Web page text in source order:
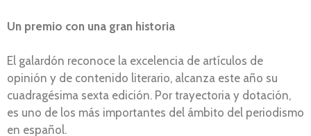
Un premio con una gran historia
El galardón reconoce la excelencia de artículos de
opinión y de contenido literario, alcanza este año su
cuadragésima sexta edición. Por trayectoria y dotación,
es uno de los más importantes del ámbito del periodismo
en español.